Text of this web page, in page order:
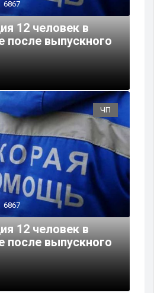
6867
12 человек в
после выпускного
ЧП
6867
12 человек в
после выпускного